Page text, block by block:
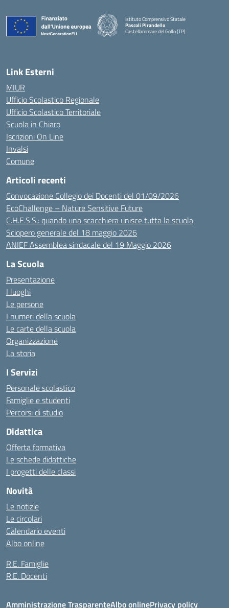
Istituto Comprensivo Statale
Pascoli Pirandello
Castellammare del Golfo (TP)
Link Esterni
MIUR
Ufficio Scolastico Regionale
Ufficio Scolastico Territoriale
Scuola in Chiaro
Iscrizioni On Line
Invalsi
Comune
Articoli recenti
Convocazione Collegio dei Docenti del 01/09/2026
EcoChallenge – Nature Sensitive Future
C.H.E.S.S.: quando una scacchiera unisce tutta la scuola
Sciopero generale del 18 maggio 2026
ANIEF Assemblea sindacale del 19 Maggio 2026
La Scuola
Presentazione
I luoghi
Le persone
I numeri della scuola
Le carte della scuola
Organizzazione
La storia
I Servizi
Personale scolastico
Famiglie e studenti
Percorsi di studio
Didattica
Offerta formativa
Le schede didattiche
I progetti delle classi
Novità
Le notizie
Le circolari
Calendario eventi
Albo online
R.E. Famiglie
R.E. Docenti
Amministrazione TrasparenteAlbo onlinePrivacy policy